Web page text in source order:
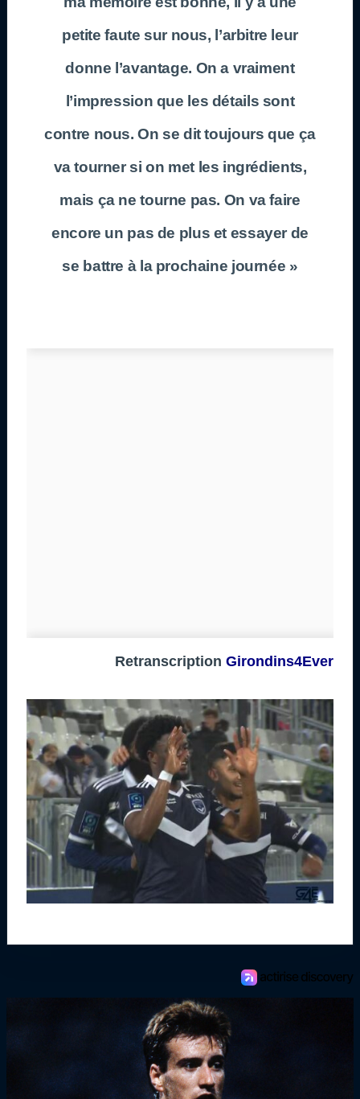
petite faute sur nous, l’arbitre leur
donne l’avantage. On a vraiment
l’impression que les détails sont
contre nous. On se dit toujours que ça
va tourner si on met les ingrédients,
mais ça ne tourne pas. On va faire
encore un pas de plus et essayer de
se battre à la prochaine journée »
Retranscription Girondins4Ever